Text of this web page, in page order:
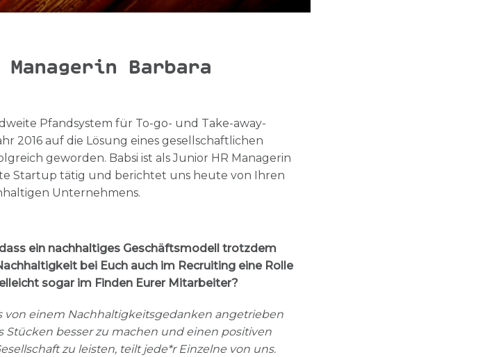
Barbara
Pfandsystem für To-go- und Take-away-
2016 auf die Lösung eines gesellschaftlichen
geworden. Babsi ist als Junior HR Managerin
Startup tätig und berichtet uns heute von Ihren
Unternehmens.
ein nachhaltiges Geschäftsmodell trotzdem
bei Euch auch im Recruiting eine Rolle
sogar im Finden Eurer Mitarbeiter?
von einem Nachhaltigkeitsgedanken angetrieben
Stücken besser zu machen und einen positiven
zu leisten, teilt jede*r Einzelne von uns.